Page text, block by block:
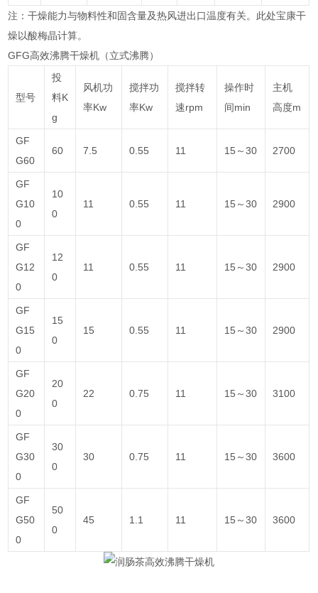
注：干燥能力与物料性和固含量及热风进出口温度有关。此处宝康干
燥以酸梅晶计算。
GFG高效沸腾干燥机（立式沸腾）
型号
投
料K
g
风机功
率Kw
搅拌功
率Kw
搅拌转
速rpm
操作时
间min
主机
高度m
GF
G60
60 7.5 0.55 11 15～30 2700
GF
G10
0
10
0
11 0.55 11 15～30 2900
GF
G12
0
12
0
11 0.55 11 15～30 2900
GF
G15
0
15
0
15 0.55 11 15～30 2900
GF
G20
0
20
0
22 0.75 11 15～30 3100
GF
G30
0
30
0
30 0.75 11 15～30 3600
GF
G50
0
50
0
45 1.1 11 15～30 3600